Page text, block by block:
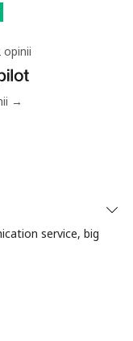
⁦£10⁩
⁦£10⁩
opinii
→
service, big